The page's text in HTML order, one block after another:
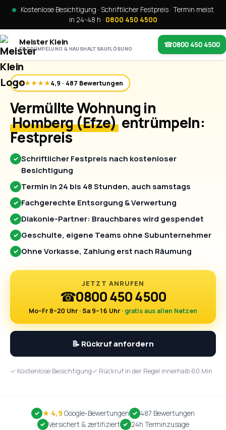
Kostenlose Besichtigung · Schriftlicher Festpreis · Termin meist
in 24-48 h · 0800 450 4500
Meister Klein
ENTRÜMPELUNG & HAUSHALTSAUFLÖSUNG ☎0800 450 4500
★★★★★4,9 · 487 Bewertungen
Vermüllte Wohnung in
Homberg (Efze) entrümpeln:
Festpreis
✓ Schriftlicher Festpreis nach kostenloser
Besichtigung
✓ Termin in 24 bis 48 Stunden, auch samstags
✓ Fachgerechte Entsorgung & Verwertung
✓ Diakonie-Partner: Brauchbares wird gespendet
✓ Geschulte, eigene Teams ohne Subunternehmer
✓ Ohne Vorkasse, Zahlung erst nach Räumung
JETZT ANRUFEN
☎0800 450 4500
Mo–Fr 8–20 Uhr · Sa 9–16 Uhr · gratis aus allen Netzen
📝 Rückruf anfordern
✓ Kostenlose Besichtigung✓ Rückruf in der Regel innerhalb 60 Min
★ 4,9 Google-Bewertungen
487 Bewertungen
Versichert & zertifiziert
24h Terminzusage